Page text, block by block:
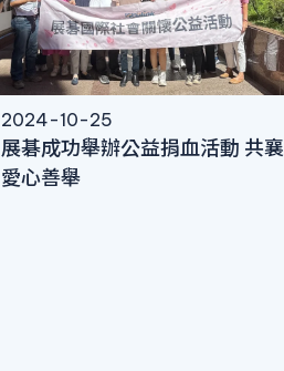
2024-10-25
展碁成功舉辦公益捐血活動 共襄
愛心善舉